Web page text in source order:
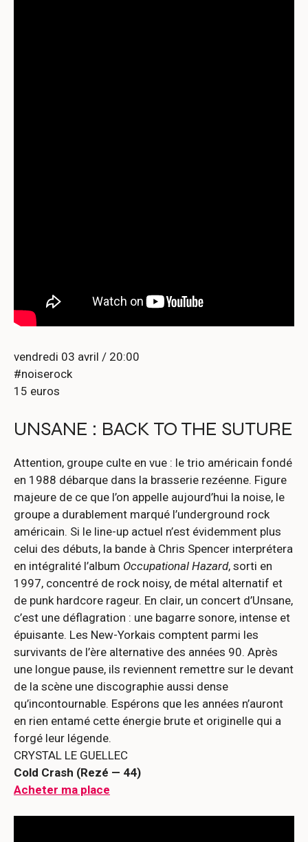
vendredi 03 avril / 20:00
#noiserock
15 euros
UNSANE : BACK TO THE SUTURE
Attention, groupe culte en vue : le trio américain fondé
en 1988 débarque dans la brasserie rezéenne. Figure
majeure de ce que l’on appelle aujourd’hui la noise, le
groupe a durablement marqué l’underground rock
américain. Si le line-up actuel n’est évidemment plus
celui des débuts, la bande à Chris Spencer interprétera
en intégralité l’album Occupational Hazard, sorti en
1997, concentré de rock noisy, de métal alternatif et
de punk hardcore rageur. En clair, un concert d’Unsane,
c’est une déflagration : une bagarre sonore, intense et
épuisante. Les New-Yorkais comptent parmi les
survivants de l’ère alternative des années 90. Après
une longue pause, ils reviennent remettre sur le devant
de la scène une discographie aussi dense
qu’incontournable. Espérons que les années n’auront
en rien entamé cette énergie brute et originelle qui a
forgé leur légende.
CRYSTAL LE GUELLEC
Cold Crash (Rezé — 44)
Acheter ma place